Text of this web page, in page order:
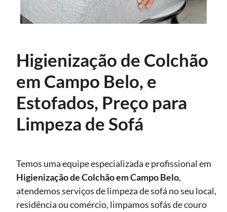
Higienização de Colchão
em Campo Belo, e
Estofados, Preço para
Limpeza de Sofá
Temos uma equipe especializada e profissional em
Higienizaçãode Colchão em Campo Belo,
atendemos serviços de limpeza de sofá no seu local,
residência ou comércio, limpamos sofás de couro